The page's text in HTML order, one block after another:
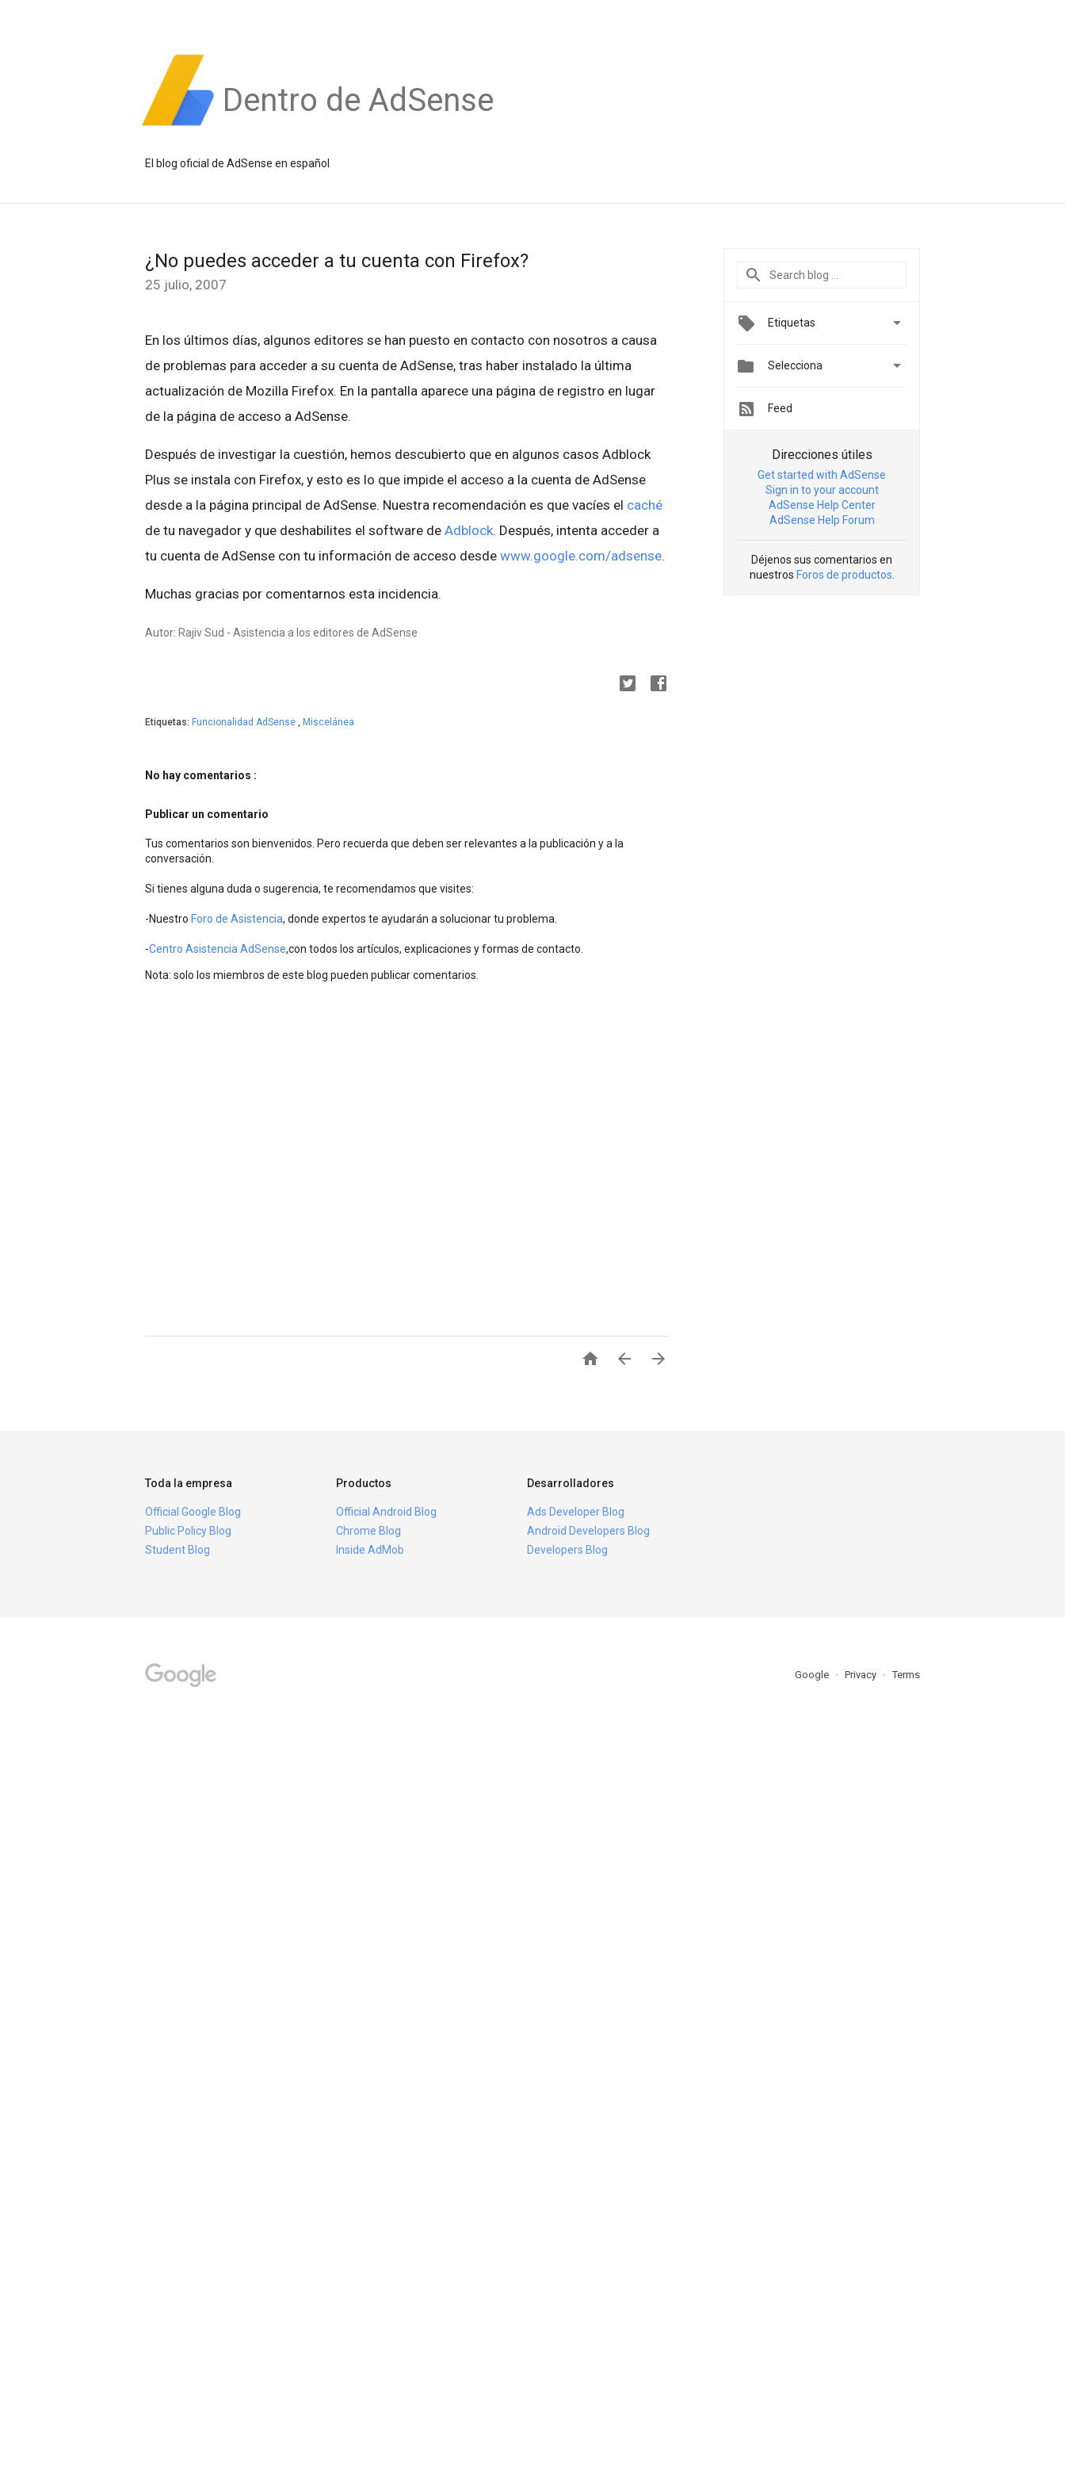
Dentro de AdSense
El blog oficial de AdSense en español
¿No puedes acceder a tu cuenta con Firefox?
25 julio, 2007
En los últimos días, algunos editores se han puesto en contacto con nosotros a causa
de problemas para acceder a su cuenta de AdSense, tras haber instalado la última
actualización de Mozilla Firefox. En la pantalla aparece una página de registro en lugar
de la página de acceso a AdSense.
Después de investigar la cuestión, hemos descubierto que en algunos casos Adblock
Plus se instala con Firefox, y esto es lo que impide el acceso a la cuenta de AdSense
desde a la página principal de AdSense. Nuestra recomendación es que vacíes el caché
de tu navegador y que deshabilites el software de Adblock. Después, intenta acceder a
tu cuenta de AdSense con tu información de acceso desde www.google.com/adsense.
Muchas gracias por comentarnos esta incidencia.
Autor: Rajiv Sud - Asistencia a los editores de AdSense
Etiquetas: Funcionalidad AdSense , Miscelánea
No hay comentarios :
Publicar un comentario
Tus comentarios son bienvenidos. Pero recuerda que deben ser relevantes a la publicación y a la
conversación.
Si tienes alguna duda o sugerencia, te recomendamos que visites:
-Nuestro Foro de Asistencia, donde expertos te ayudarán a solucionar tu problema.
-Centro Asistencia AdSense,con todos los artículos, explicaciones y formas de contacto.
Nota: solo los miembros de este blog pueden publicar comentarios.
  
Etiquetas 
 Selecciona 
Feed
Direcciones útiles
Get started with AdSense
Sign in to your account
AdSense Help Center
AdSense Help Forum
Déjenos sus comentarios en
nuestros Foros de productos
Toda la empresa
Official Google Blog
Public Policy Blog
Student Blog
Productos
Official Android Blog
Chrome Blog
Inside AdMob
Desarrolladores
Ads Developer Blog
Android Developers Blog
Developers Blog
Google Privacy Terms